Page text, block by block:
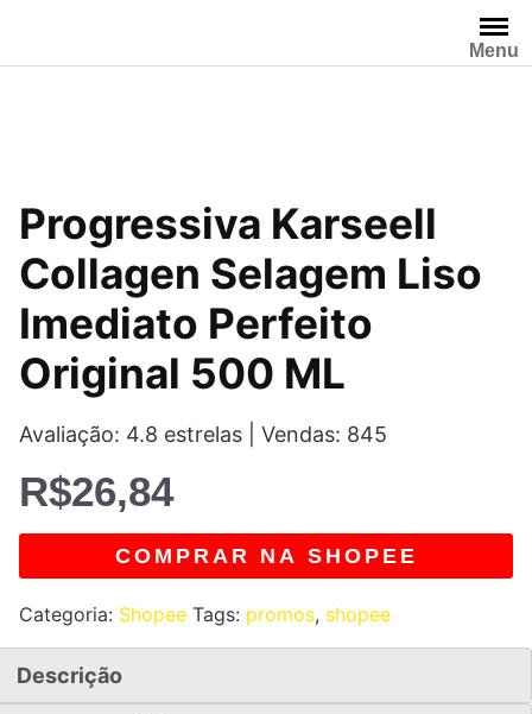
o
Menu
Progressiva Karseell
Collagen Selagem Liso
Imediato Perfeito
Original 500 ML
Avaliação: 4.8 estrelas | Vendas: 845
R$26,84
COMPRAR NA SHOPEE
Categoria: Shopee Tags: promos, shopee
Descrição